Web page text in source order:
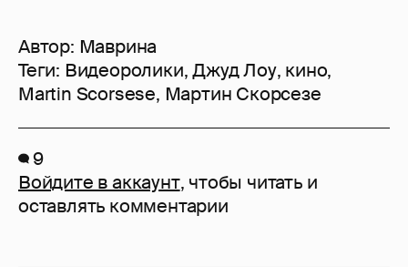
Автор: Маврина
Теги: Видеоролики,Джуд Лоу, кино,
Martin Scorsese, Мартин Скорсезе
9
Войдите в аккаунт, чтобы читать и
оставлять комментарии